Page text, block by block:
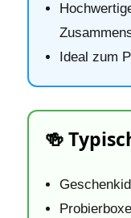
Ideal zum
🍻